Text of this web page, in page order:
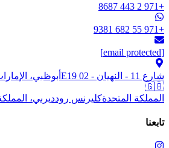
+971 2 443 8687
+971 55 682 9381
[email protected]
شارع 11 - النهيان - E19 02
أبوظبي،
🇬🇧
المملكة المتحدةكليرنس رودديربي،
تابعنا